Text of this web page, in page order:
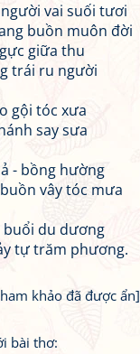
vai suối tươi
buồn muôn đời
giữa thu
trái ru người
gội tóc xưa
say sưa
bồng hường
vây tóc mưa
du dương
tự trăm phương.
khảo đã được ẩn]
bài thơ: